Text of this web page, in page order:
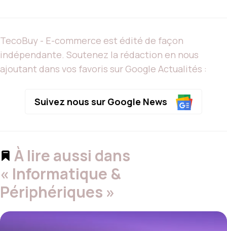
TecoBuy - E-commerce est édité de façon
indépendante. Soutenez la rédaction en nous
ajoutant dans vos favoris sur Google Actualités :
Suivez nous sur Google News
À lire aussi dans
« Informatique &
Périphériques »